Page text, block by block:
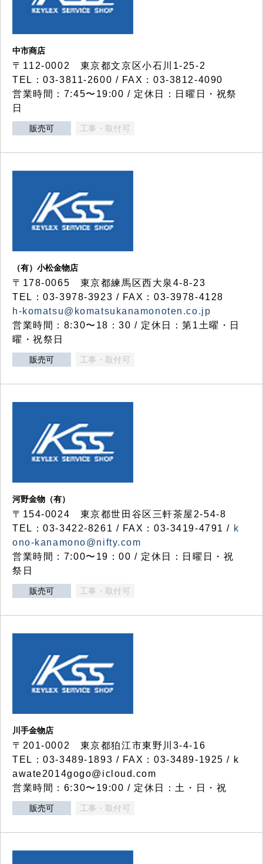
中市商店
〒112-0002 東京都文京区小石川1-25-2
TEL：03-3811-2600 / FAX：03-3812-4090
営業時間：7:45〜19:00 / 定休日：日曜日・祝祭
日
販売可 工事・取付可
（有）小松金物店
〒178-0065 東京都練馬区西大泉4-8-23
TEL：03-3978-3923 / FAX：03-3978-4128
h-komatsu@komatsukanamonoten.co.jp
営業時間：8:30〜18：30 / 定休日：第1土曜・日
曜・祝祭日
販売可 工事・取付可
河野金物（有）
〒154-0024 東京都世田谷区三軒茶屋2-54-8
TEL：03-3422-8261 / FAX：03-3419-4791 / k
ono-kanamono@nifty.com
営業時間：7:00〜19：00 / 定休日：日曜日・祝
祭日
販売可 工事・取付可
川手金物店
〒201-0002 東京都狛江市東野川3-4-16
TEL：03-3489-1893 / FAX：03-3489-1925 / k
awate2014gogo@icloud.com
営業時間：6:30〜19:00 / 定休日：土・日・祝
販売可 工事・取付可